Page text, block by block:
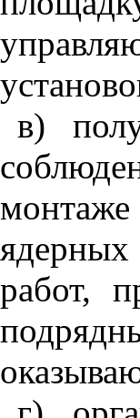
в)
монтаже
работ,